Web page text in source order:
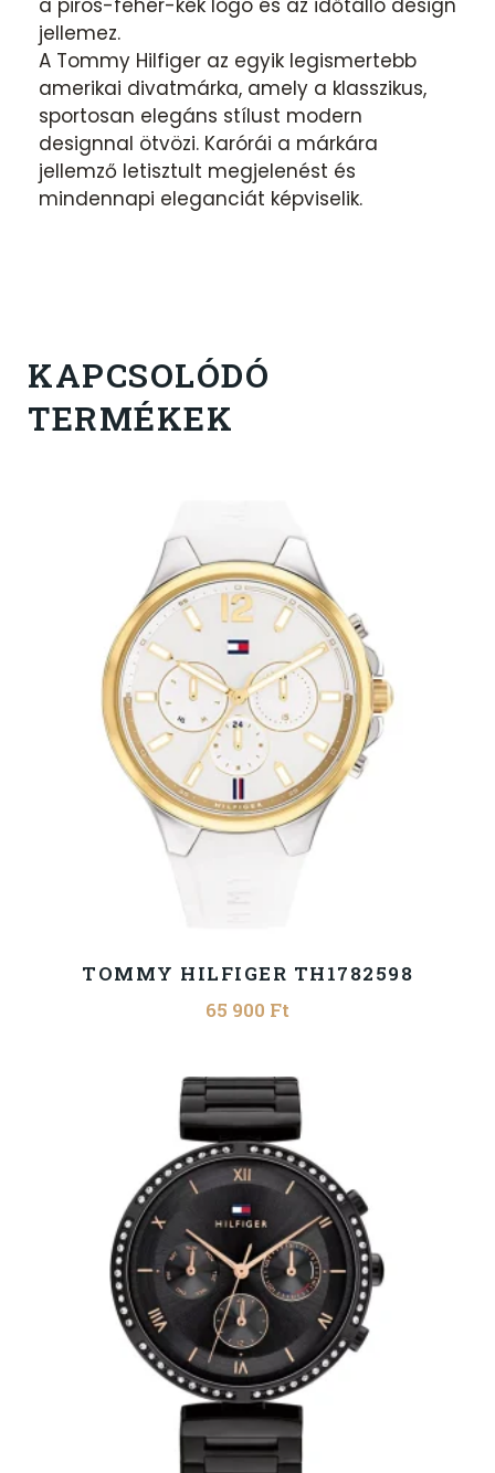
jellemez.
A Tommy Hilfiger az egyik legismertebb
amerikai divatmárka, amely a klasszikus,
sportosan elegáns stílust modern
designnal ötvözi. Karórái a márkára
jellemző letisztult megjelenést és
mindennapi eleganciát képviselik.
KAPCSOLÓDÓ
TERMÉKEK
TOMMY HILFIGER TH1782598
65 900 Ft